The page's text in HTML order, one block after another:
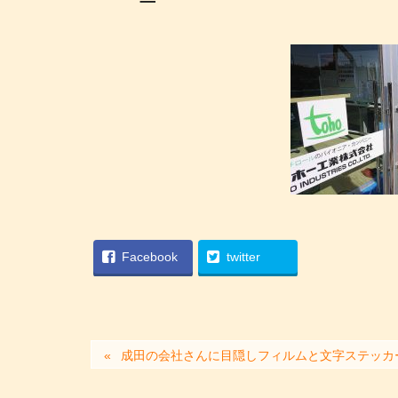
Facebook twitter
成田の会社さんに目隠しフィルムと文字ステッカ